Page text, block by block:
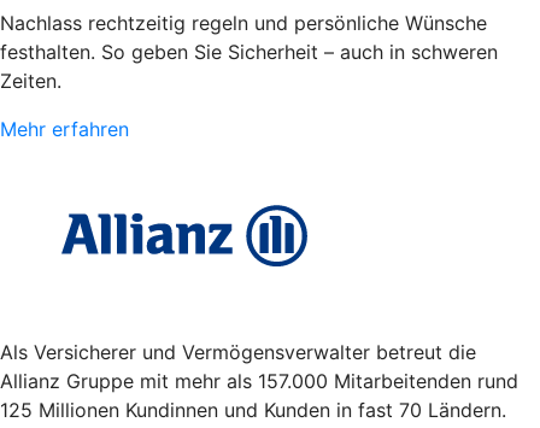
Nachlass rechtzeitig regeln und persönliche Wünsche
festhalten. So geben Sie Sicherheit – auch in schweren
Zeiten.
Mehr erfahren
Als Versicherer und Vermögensverwalter betreut die
Allianz Gruppe mit mehr als 157.000 Mitarbeitenden rund
125 Millionen Kundinnen und Kunden in fast 70 Ländern.